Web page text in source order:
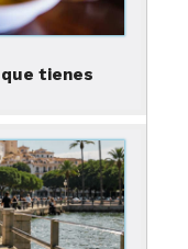
tienes